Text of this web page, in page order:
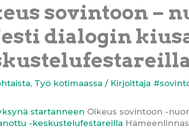
sovintoon –
dialogin
, Työ kotimaassa / Kirjoittaja
startanneen Oikeus sovintoon -
-keskustelufestareilla